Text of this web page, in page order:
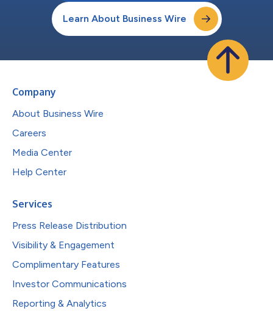
Learn About Business Wire
Company
About Business Wire
Careers
Media Center
Help Center
Services
Press Release Distribution
Visibility & Engagement
Complimentary Features
Investor Communications
Reporting & Analytics